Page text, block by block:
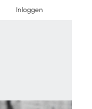
Inloggen